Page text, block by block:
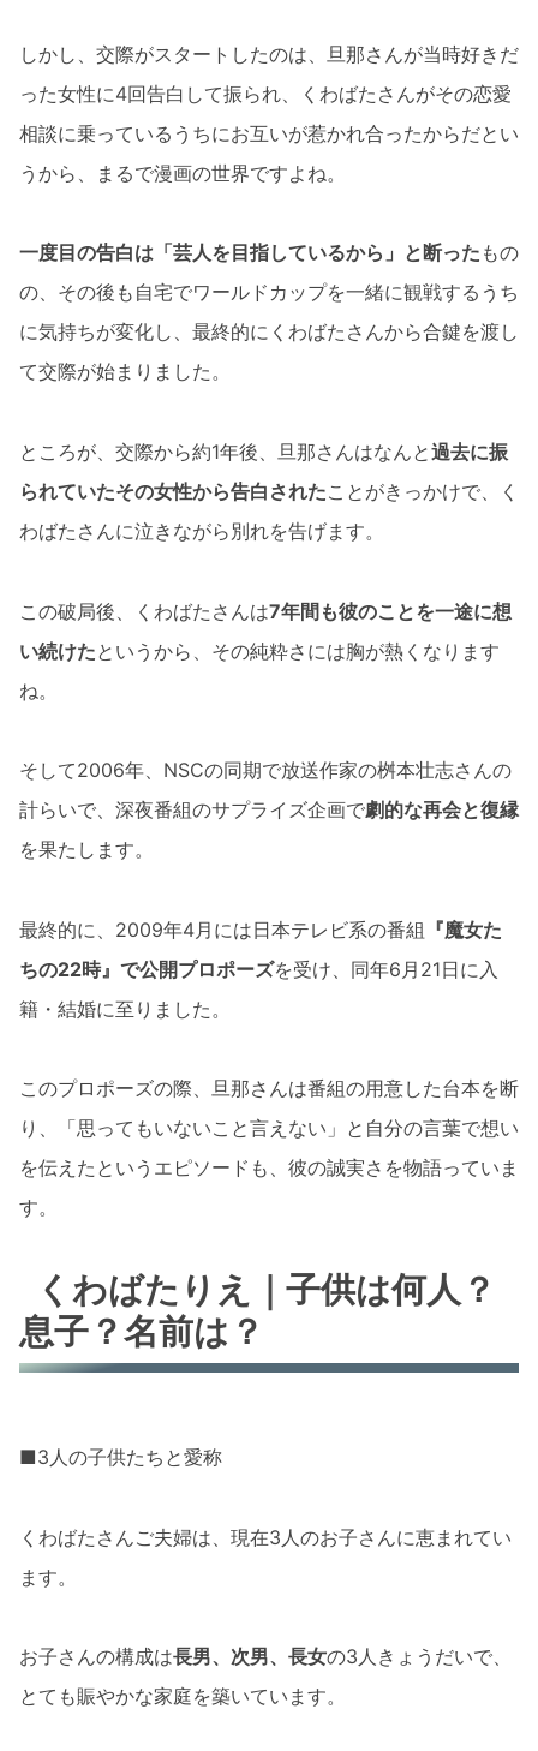
しかし、交際がスタートしたのは、旦那さんが当時好きだ
った女性に4回告白して振られ、くわばたさんがその恋愛
相談に乗っているうちにお互いが惹かれ合ったからだとい
うから、まるで漫画の世界ですよね。
一度目の告白は「芸人を目指しているから」と断った もの
の、その後も自宅でワールドカップを一緒に観戦するうち
に気持ちが変化し、最終的にくわばたさんから合鍵を渡し
て交際が始まりました。
ところが、交際から約1年後、旦那さんはなんと過去に振
られていたその女性から告白されたことがきっかけで、く
わばたさんに泣きながら別れを告げます。
この破局後、くわばたさんは7年間も彼のことを一途に想
い続けたというから、その純粋さには胸が熱くなります
ね。
そして2006年、NSCの同期で放送作家の桝本壮志さんの
計らいで、深夜番組のサプライズ企画で劇的な再会と復縁
を果たします。
最終的に、2009年4月には日本テレビ系の番組 『魔女た
ちの22時』で公開プロポーズを受け、同年6月21日に入
籍・結婚に至りました。
このプロポーズの際、旦那さんは番組の用意した台本を断
り、「思ってもいないこと言えない」と自分の言葉で想い
を伝えたというエピソードも、彼の誠実さを物語っていま
す。
くわばたりえ｜子供は何人？
息子？名前は？
■3人の子供たちと愛称
くわばたさんご夫婦は、現在3人のお子さんに恵まれてい
ます。
お子さんの構成は長男、次男、長女の3人きょうだいで、
とても賑やかな家庭を築いています。